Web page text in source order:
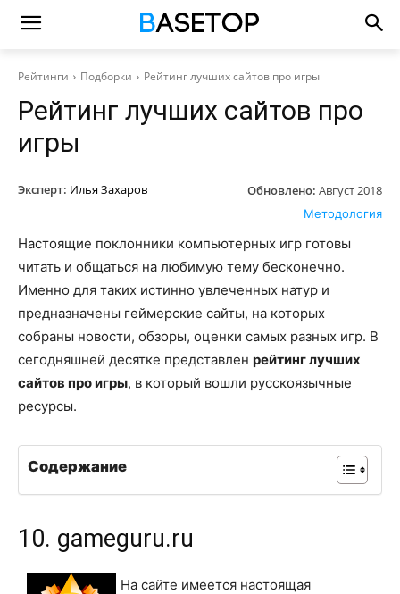
Рейтинги Подборки Рейтинг лучших сайтов про игры
Рейтинг лучших сайтов про
игры
Эксперт: Илья Захаров Обновлено: Август 2018
Методология
Настоящие поклонники компьютерных игр готовы
читать и общаться на любимую тему бесконечно.
Именно для таких истинно увлеченных натур и
предназначены геймерские сайты, на которых
собраны новости, обзоры, оценки самых разных игр. В
сегодняшней десятке представлен рейтинг лучших
сайтов про игры, в который вошли русскоязычные
ресурсы.
Содержание
10. gameguru.ru
На сайте имеется настоящая